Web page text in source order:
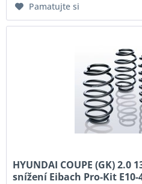
Pamatujte si
HYUNDAI COUPE (GK) 2.0
snížení Eibach Pro-Kit E10-